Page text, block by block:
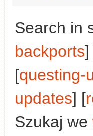
Search in
backports]
[questing-
updates] [
Szukaj we